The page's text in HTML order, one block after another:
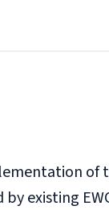
of
existing